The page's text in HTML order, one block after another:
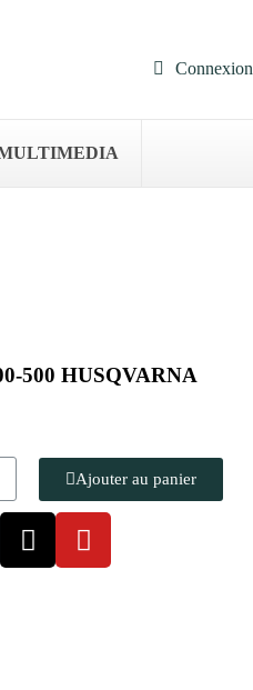
Connexion
500 HUSQVARNA
Ajouter au panier